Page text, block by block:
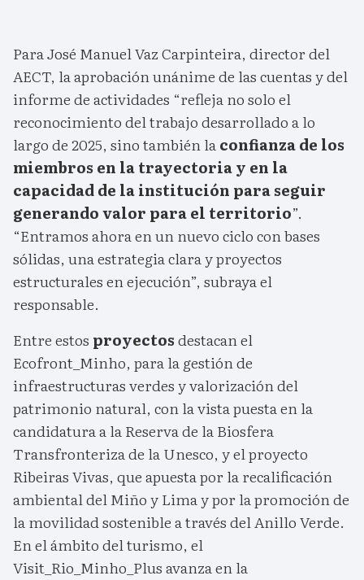
Para José Manuel Vaz Carpinteira, director del
AECT, la aprobación unánime de las cuentas y del
informe de actividades “refleja no solo el
reconocimiento del trabajo desarrollado a lo
largo de 2025, sino también laconfianza de los
miembros en la trayectoria y en la
capacidad de la institución para seguir
generando valor para el territorio”.
“Entramos ahora en un nuevo ciclo con bases
sólidas, una estrategia clara y proyectos
estructurales en ejecución”, subraya el
responsable.
Entre estos proyectosdestacan el
Ecofront_Minho, para la gestión de
infraestructuras verdes y valorización del
patrimonio natural, con la vista puesta en la
candidatura a la Reserva de la Biosfera
Transfronteriza de la Unesco, y el proyecto
Ribeiras Vivas, que apuesta por la recalificación
ambiental del Miño y Lima y por la promoción de
la movilidad sostenible a través del Anillo Verde.
En el ámbito del turismo, el
Visit_Rio_Minho_Plus avanza en la